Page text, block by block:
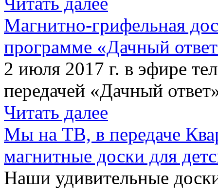
Магнитно-грифельная
программе «Дачный
2 июля 2017 г. в эфире
передачей «Дачный
Читать далее
Мы на ТВ, в передаче
магнитные доски для
Наши удивительные